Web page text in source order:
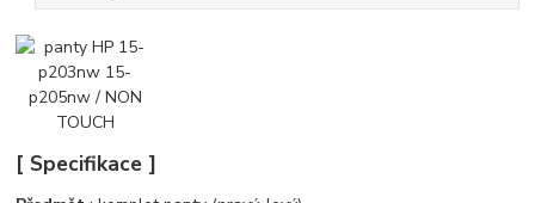
[ Specifikace ]